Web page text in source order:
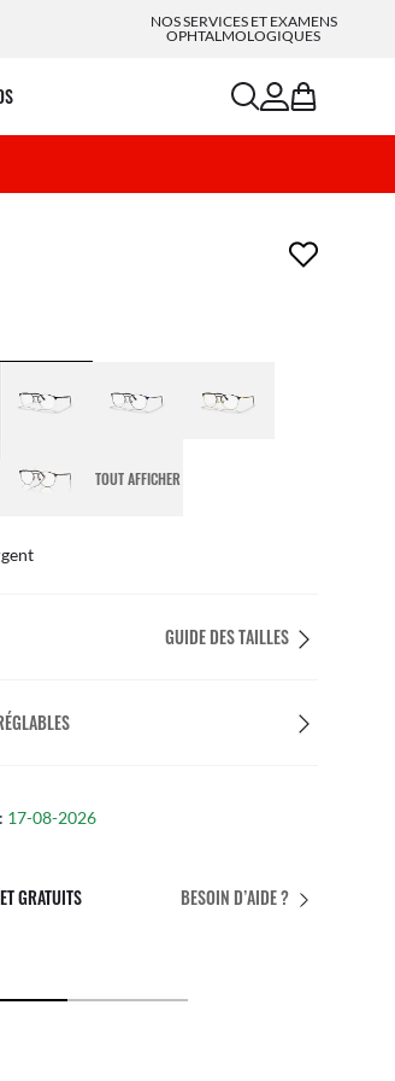
NOS SERVICES ET EXAMENS
OPHTALMOLOGIQUES
searchaccount
bag
liste de souhaits
TOUT AFFICHER
GUIDE DES TAILLES
17-08-2026
BESOIN D’AIDE ?
gratuits